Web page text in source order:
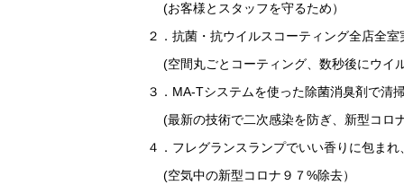
(お客様とスタッフを守るため）
２．抗菌・抗ウイルスコーティング全店全室
(空間丸ごとコーティング、数秒後にウイ
３．MA-Tシステムを使った除菌消臭剤で清
(最新の技術で二次感染を防ぎ、新型コロ
４．フレグランスランプでいい香りに包ま
(空気中の新型コロナ９７%除去）